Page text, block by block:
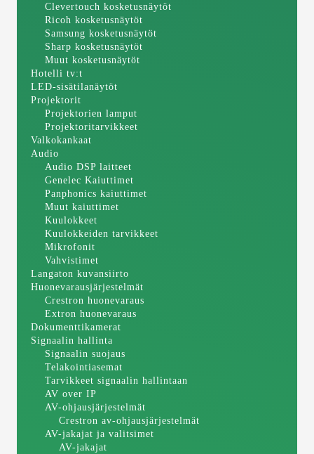
Clevertouch kosketusnäytöt
Ricoh kosketusnäytöt
Samsung kosketusnäytöt
Sharp kosketusnäytöt
Muut kosketusnäytöt
Hotelli tv:t
LED-sisätilanäytöt
Projektorit
Projektorien lamput
Projektoritarvikkeet
Valkokankaat
Audio
Audio DSP laitteet
Genelec Kaiuttimet
Panphonics kaiuttimet
Muut kaiuttimet
Kuulokkeet
Kuulokkeiden tarvikkeet
Mikrofonit
Vahvistimet
Langaton kuvansiirto
Huonevarausjärjestelmät
Crestron huonevaraus
Extron huonevaraus
Dokumenttikamerat
Signaalin hallinta
Signaalin suojaus
Telakointiasemat
Tarvikkeet signaalin hallintaan
AV over IP
AV-ohjausjärjestelmät
Crestron av-ohjausjärjestelmät
AV-jakajat ja valitsimet
AV-jakajat